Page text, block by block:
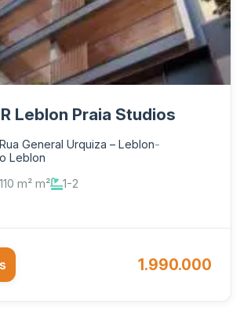
Leblon Praia Studios
General Urquiza – Leblon-
Leblon
m² m² 1-2
1.990.000